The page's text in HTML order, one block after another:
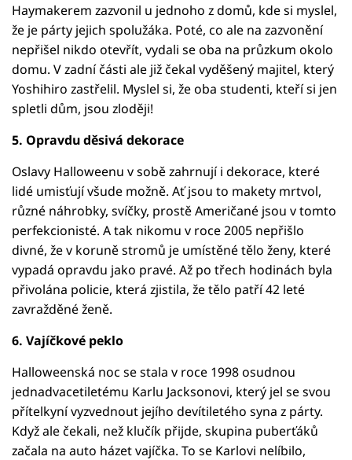
Haymakerem zazvonil u jednoho z domů, kde si myslel,
že je párty jejich spolužáka. Poté, co ale na zazvonění
nepřišel nikdo otevřít, vydali se oba na průzkum okolo
domu. V zadní části ale již čekal vyděšený majitel, který
Yoshihiro zastřelil. Myslel si, že oba studenti, kteří si jen
spletli dům, jsou zloději!
5. Opravdu děsivá dekorace
Oslavy Halloweenu v sobě zahrnují i dekorace, které
lidé umisťují všude možně. Ať jsou to makety mrtvol,
různé náhrobky, svíčky, prostě Američané jsou v tomto
perfekcionisté. A tak nikomu v roce 2005 nepřišlo
divné, že v koruně stromů je umístěné tělo ženy, které
vypadá opravdu jako pravé. Až po třech hodinách byla
přivolána policie, která zjistila, že tělo patří 42 leté
zavražděné ženě.
6. Vajíčkové peklo
Halloweenská noc se stala v roce 1998 osudnou
jednadvacetiletému Karlu Jacksonovi, který jel se svou
přítelkyní vyzvednout jejího devítiletého syna z párty.
Když ale čekali, než klučík přijde, skupina puberťáků
začala na auto házet vajíčka. To se Karlovi nelíbilo,